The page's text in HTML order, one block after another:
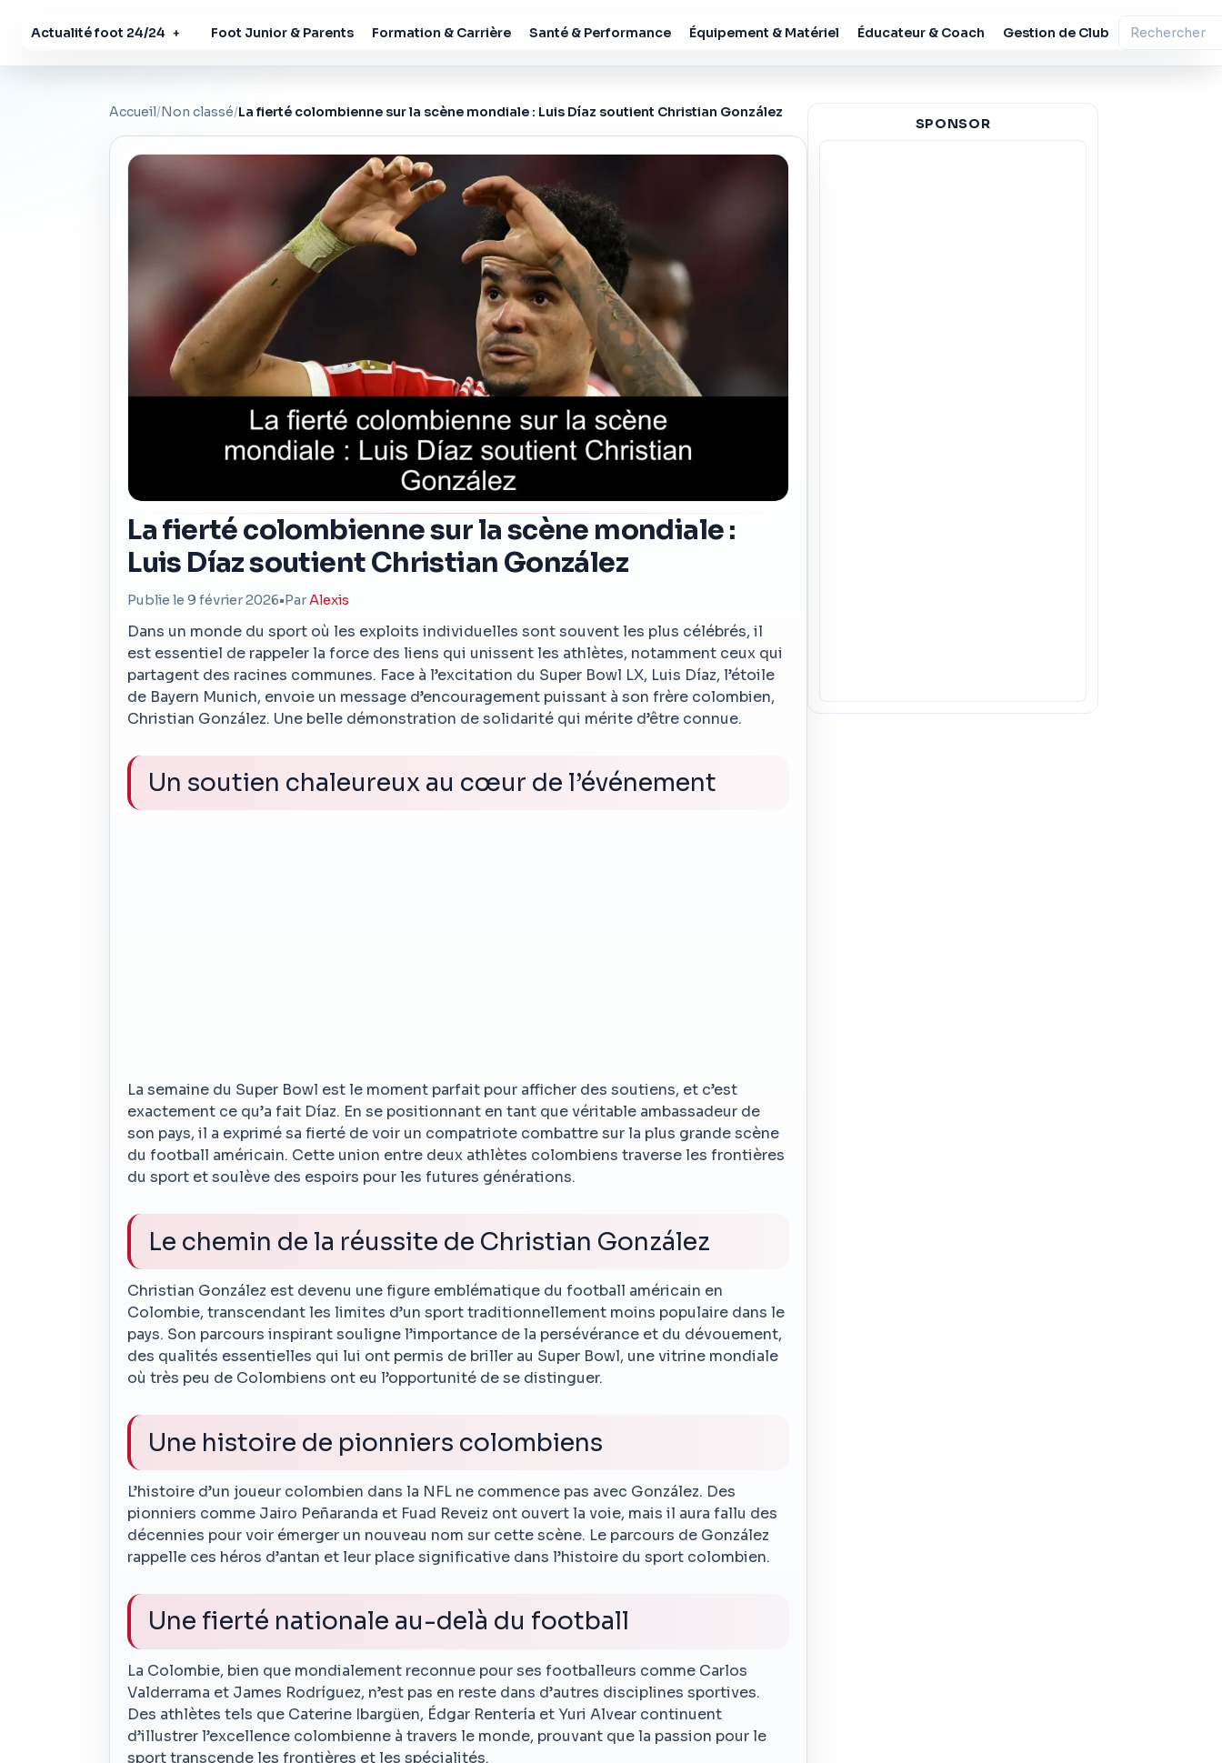
Actualité foot 24/24 + Foot Junior & Parents Formation & Carrière Santé & Performance Équipement & Matériel Éducateur & Coach Gestion de Club
Accueil/Non classé/La fierté colombienne sur la scène mondiale : Luis Díaz soutient Christian González
La fierté colombienne sur la scène mondiale :
Luis Díaz soutient Christian González
Publie le 9 février 2026•ParAlexis
Dans un monde du sport où les exploits individuelles sont souvent les plus célébrés, il
est essentiel de rappeler la force des liens qui unissent les athlètes, notamment ceux qui
partagent des racines communes. Face à l’excitation du Super Bowl LX, Luis Díaz, l’étoile
de Bayern Munich, envoie un message d’encouragement puissant à son frère colombien,
Christian González. Une belle démonstration de solidarité qui mérite d’être connue.
Un soutien chaleureux au cœur de l’événement
La semaine du Super Bowl est le moment parfait pour afficher des soutiens, et c’est
exactement ce qu’a fait Díaz. En se positionnant en tant que véritable ambassadeur de
son pays, il a exprimé sa fierté de voir un compatriote combattre sur la plus grande scène
du football américain. Cette union entre deux athlètes colombiens traverse les frontières
du sport et soulève des espoirs pour les futures générations.
Le chemin de la réussite de Christian González
Christian González est devenu une figure emblématique du football américain en
Colombie, transcendant les limites d’un sport traditionnellement moins populaire dans le
pays. Son parcours inspirant souligne l’importance de la persévérance et du dévouement,
des qualités essentielles qui lui ont permis de briller au Super Bowl, une vitrine mondiale
où très peu de Colombiens ont eu l’opportunité de se distinguer.
Une histoire de pionniers colombiens
L’histoire d’un joueur colombien dans la NFL ne commence pas avec González. Des
pionniers comme Jairo Peñaranda et Fuad Reveiz ont ouvert la voie, mais il aura fallu des
décennies pour voir émerger un nouveau nom sur cette scène. Le parcours de González
rappelle ces héros d’antan et leur place significative dans l’histoire du sport colombien.
Une fierté nationale au-delà du football
La Colombie, bien que mondialement reconnue pour ses footballeurs comme Carlos
Valderrama et James Rodríguez, n’est pas en reste dans d’autres disciplines sportives.
Des athlètes tels que Caterine Ibargüen, Édgar Rentería et Yuri Alvear continuent
d’illustrer l’excellence colombienne à travers le monde, prouvant que la passion pour le
sport transcende les frontières et les spécialités.
SPONSOR